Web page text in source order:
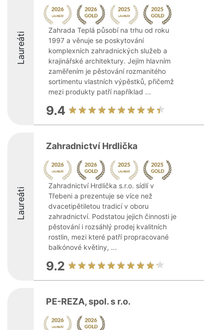
Laureáti
Zahrada Teplá působí na trhu od roku
1997 a věnuje se poskytování
komplexních zahradnických služeb a
krajinářské architektury. Jejím hlavním
zaměřením je pěstování rozmanitého
sortimentu vlastních výpěstků, přičemž
mezi produkty patří například ...
9.4
Laureáti
Zahradnictví Hrdlička
Zahradnictví Hrdlička s.r.o. sídlí v
Třebeni a prezentuje se více než
dvacetipětiletou tradicí v oboru
zahradnictví. Podstatou jejich činnosti je
pěstování i rozsáhlý prodej kvalitních
rostlin, mezi které patří propracované
balkónové květiny, ...
9.2
PE-REZA, spol. s r.o.